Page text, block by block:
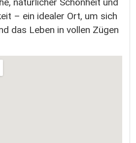
natürlicher Schönheit und
– ein idealer Ort, um sich
das Leben in vollen Zügen